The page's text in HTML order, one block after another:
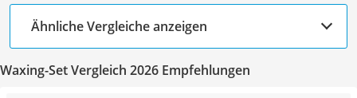
Ähnliche Vergleiche anzeigen
Waxing-Set Vergleich 2026 Empfehlungen